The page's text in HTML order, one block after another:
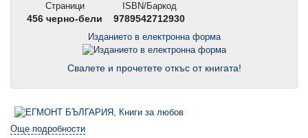
Страници
456 черно-бели
ISBN/Баркод
9789542712930
Изданието в електронна форма
Свалете и прочетете откъс от книгата!
Още подробности